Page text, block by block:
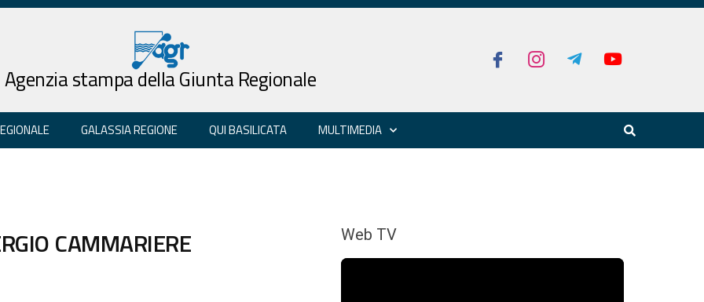
Agenzia stampa della Giunta Regionale
GALASSIA REGIONE QUI BASILICATA MULTIMEDIA
CAMMARIERE Web TV